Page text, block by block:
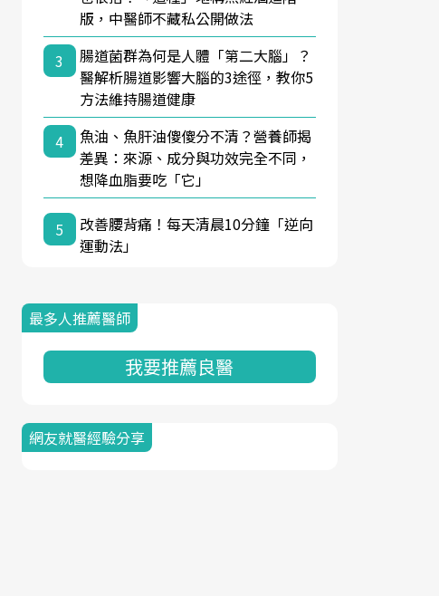
版，中醫師不藏私公開做法
3
腸道菌群為何是人體「第二大腦」？
醫解析腸道影響大腦的3途徑，教你5
方法維持腸道健康
4
魚油、魚肝油傻傻分不清？營養師揭
差異：來源、成分與功效完全不同，
想降血脂要吃「它」
5
改善腰背痛！每天清晨10分鐘「逆向
運動法」
最多人推薦醫師
我要推薦良醫
網友就醫經驗分享